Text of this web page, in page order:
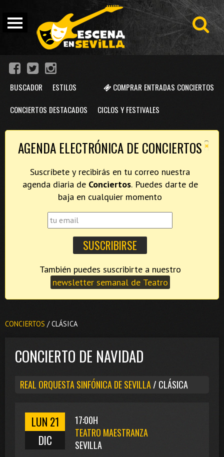
COMPRAR ENTRADAS CONCIERTOS
BUSCADOR ESTILOS
CONCIERTOS DESTACADOS CICLOS Y FESTIVALES
×
AGENDA ELECTRÓNICA DE CONCIERTOS
Suscríbete y recibirás en tu correo nuestra
agenda diaria de Conciertos. Puedes darte de
baja en cualquier momento
newsletter semanal de Teatro
CONCIERTOS / CLÁSICA
CONCIERTO DE NAVIDAD
REAL ORQUESTA SINFÓNICA DE SEVILLA/ CLÁSICA
LUN 21
DIC
17:00H
TEATRO MAESTRANZA
SEVILLA